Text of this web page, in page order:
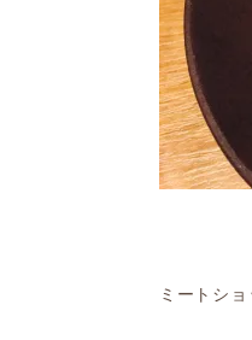
ミートシ